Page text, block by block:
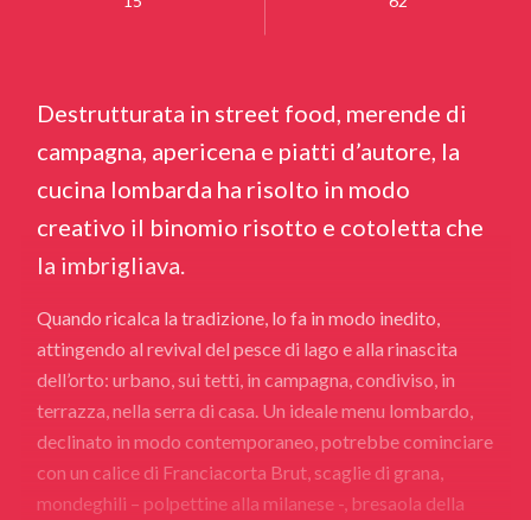
Destrutturata in street food, merende di
campagna, apericena e piatti d’autore, la
cucina lombarda ha risolto in modo
creativo il binomio risotto e cotoletta che
la imbrigliava.
Quando ricalca la tradizione, lo fa in modo inedito,
attingendo al revival del pesce di lago e alla rinascita
dell’orto: urbano, sui tetti, in campagna, condiviso, in
terrazza, nella serra di casa. Un ideale menu lombardo,
declinato in modo contemporaneo, potrebbe cominciare
con un calice di Franciacorta Brut, scaglie di grana,
mondeghili – polpettine alla milanese -, bresaola della